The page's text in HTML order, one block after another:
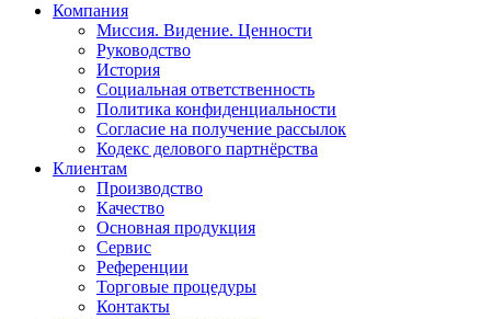
Компания
Миссия. Видение. Ценности
Руководство
История
Социальная ответственность
Политика конфиденциальности
Согласие на получение рассылок
Кодекс делового партнёрства
Клиентам
Производство
Качество
Основная продукция
Сервис
Референции
Торговые процедуры
Контакты